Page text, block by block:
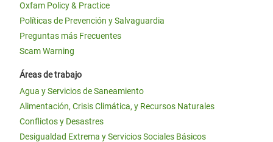
Oxfam Policy & Practice
Políticas de Prevención y Salvaguardia
Preguntas más Frecuentes
Scam Warning
Áreas de trabajo
Agua y Servicios de Saneamiento
Alimentación, Crisis Climática, y Recursos Naturales
Conflictos y Desastres
Desigualdad Extrema y Servicios Sociales Básicos